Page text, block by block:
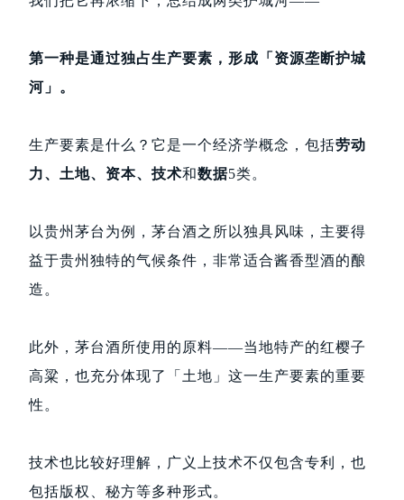
第一种是通过独占生产要素，形成「资源垄断护城
河」。
生产要素是什么？它是一个经济学概念，包括劳动
力、土地、资本、技术和数据5类。
以贵州茅台为例，茅台酒之所以独具风味，主要得
益于贵州独特的气候条件，非常适合酱香型酒的酿
造。
此外，茅台酒所使用的原料——当地特产的红樱子
高粱，也充分体现了「土地」这一生产要素的重要
性。
技术也比较好理解，广义上技术不仅包含专利，也
包括版权、秘方等多种形式。